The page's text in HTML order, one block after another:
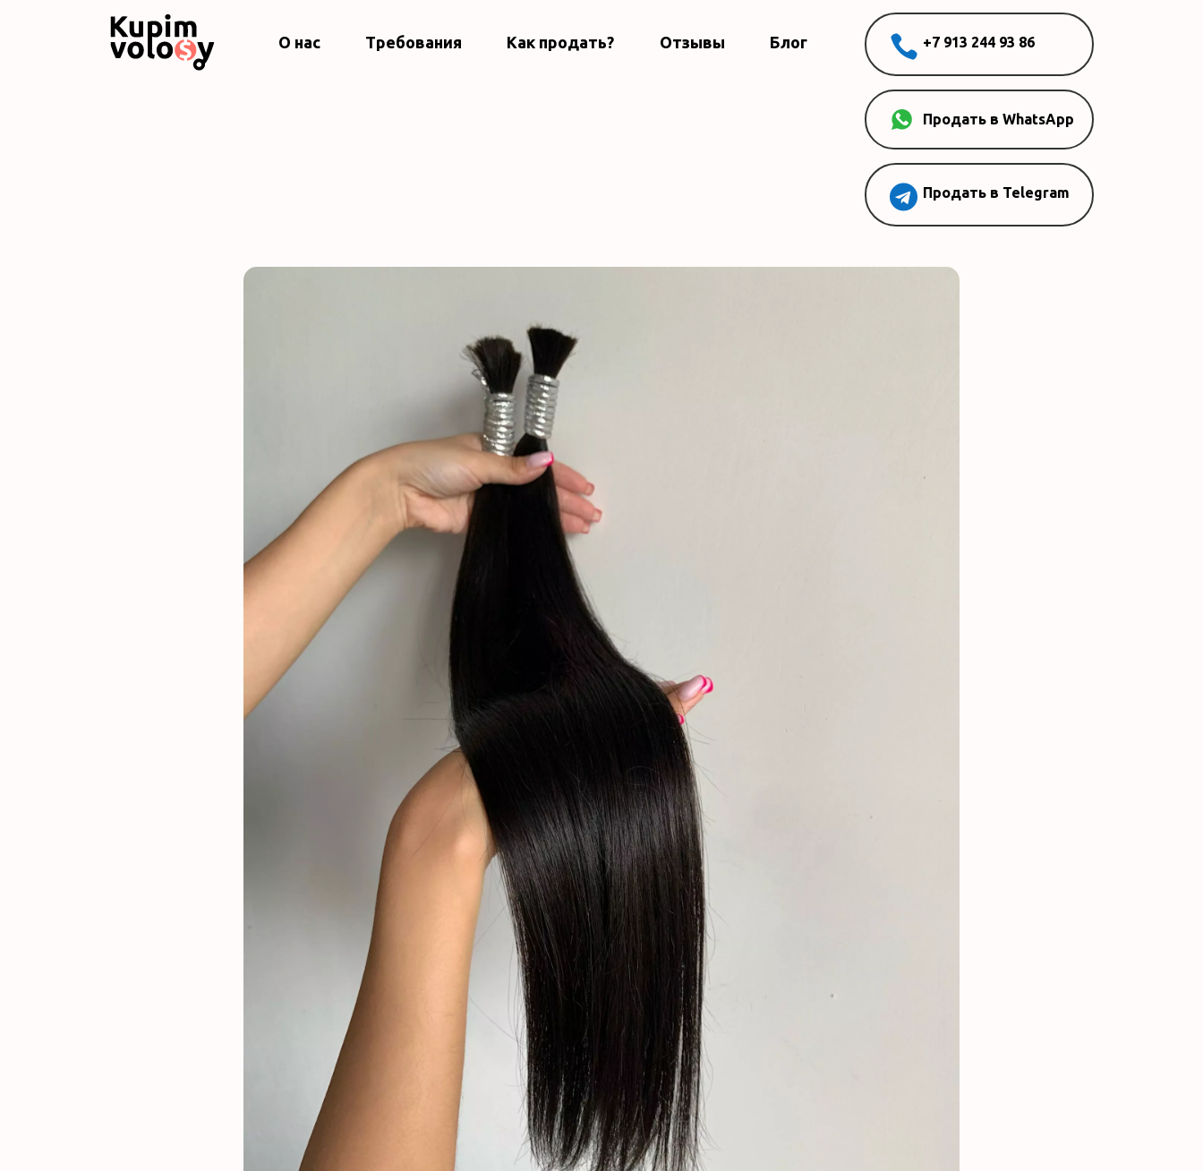
О нас Требования Как продать? Отзывы Блог  +7 913 244 93 86
Продать в WhatsApp
 Продать в Telegram